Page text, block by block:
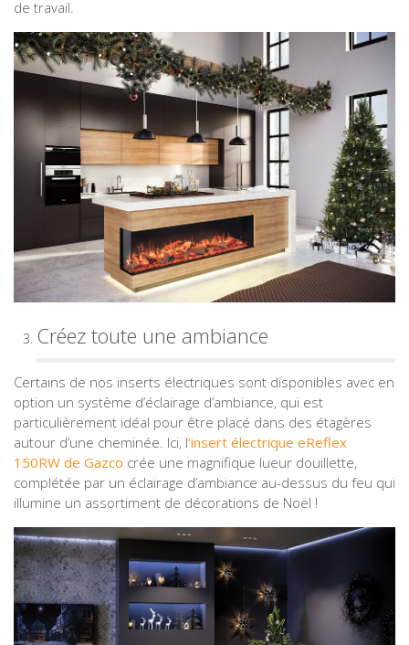
de travail.
Créez toute une ambiance
Certains de nos inserts électriques sont disponibles avec en
option un système d’éclairage d’ambiance, qui est
particulièrement idéal pour être placé dans des étagères
autour d’une cheminée. Ici, l‘insert électrique eReflex
150RW de Gazco crée une magnifique lueur douillette,
complétée par un éclairage d’ambiance au-dessus du feu qui
illumine un assortiment de décorations de Noël !